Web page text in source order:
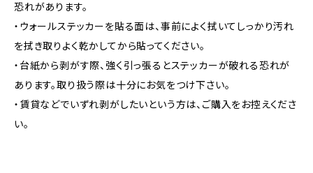
恐れがあります。
・ウォールステッカーを貼る面は、事前によく拭いてしっかり汚れ
を拭き取りよく乾かしてから貼ってください。
・台紙から剥がす際、強く引っ張るとステッカーが破れる恐れが
あります。取り扱う際は十分にお気をつけ下さい。
・賃貸などでいずれ剥がしたいという方は、ご購入をお控えくださ
い。